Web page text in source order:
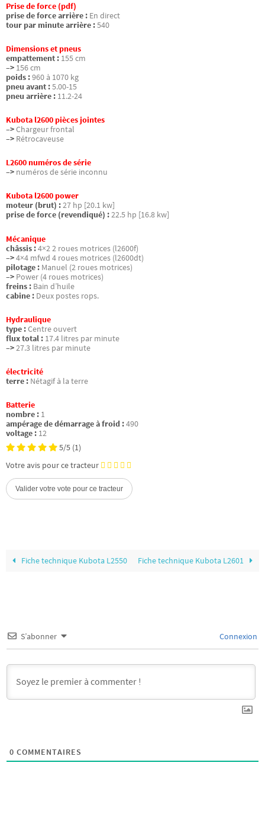
Prise de force (pdf)
prise de force arrière : En direct
tour par minute arrière :540
Dimensions et pneus
empattement : 155 cm
–> 156 cm
poids :960 à 1070 kg
pneu avant :5.00-15
pneu arrière : 11.2-24
Kubota l2600 pièces jointes
–>Chargeur frontal
–> Rétrocaveuse
L2600 numéros de série
–> numéros de série inconnu
Kubota l2600 power
moteur (brut) :27 hp [20.1 kw]
prise de force (revendiqué) :22.5 hp [16.8 kw]
Mécanique
châssis :4×2 2 roues motrices (l2600f)
–>4×4 mfwd 4 roues motrices (l2600dt)
pilotage : Manuel (2 roues motrices)
–> Power (4 roues motrices)
freins : Bain d’huile
cabine : Deux postes rops.
Hydraulique
type :Centre ouvert
flux total : 17.4 litres par minute
–>27.3 litres par minute
électricité
terre : Nétagif à la terre
Batterie
nombre : 1
ampérage de démarrage à froid :490
voltage : 12
5/5 (1)
Votre avis pour ce tracteur
Fiche technique Kubota L2550 Fiche technique Kubota L2601
S’abonner Connexion
0 COMMENTAIRES